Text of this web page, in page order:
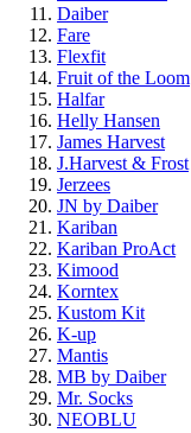
Daiber
Fare
Flexfit
Fruit of the Loom
Halfar
Helly Hansen
James Harvest
J.Harvest & Frost
Jerzees
JN by Daiber
Kariban
Kariban ProAct
Kimood
Korntex
Kustom Kit
K-up
Mantis
MB by Daiber
Mr. Socks
NEOBLU